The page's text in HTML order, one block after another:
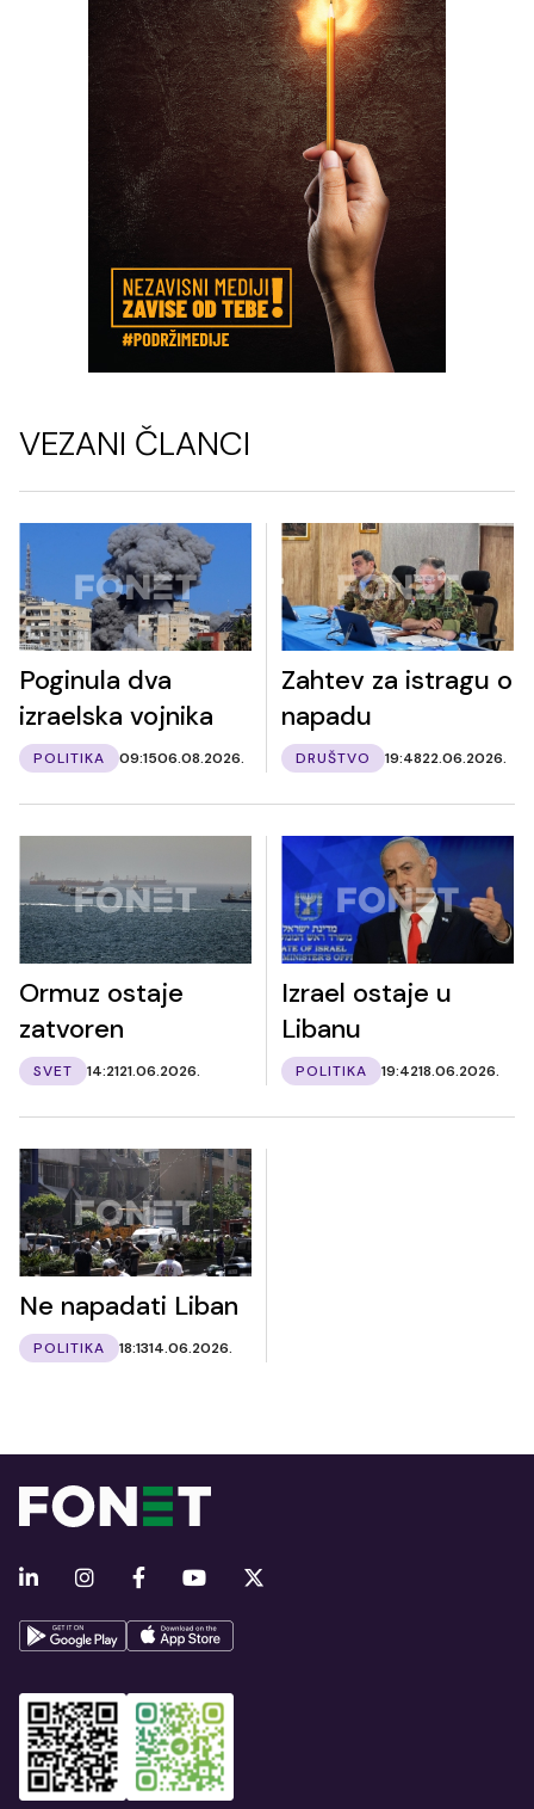
VEZANI ČLANCI
Poginula dva
izraelska vojnika
POLITIKA 09:1506.08.2026.
Zahtev za istragu o
napadu
DRUŠTVO 19:4822.06.2026.
Ormuz ostaje
zatvoren
SVET 14:2121.06.2026.
Izrael ostaje u
Libanu
POLITIKA 19:4218.06.2026.
Ne napadati Liban
POLITIKA 18:1314.06.2026.